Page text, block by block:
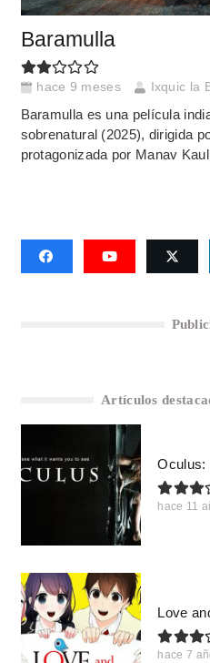
Baramulla
hace 9 meses Ixquic la
Baramulla es una película
sobrenatural (2025), dirigida
protagonizada por Manav
Artículos
Oculus:
hace 11
Love
hace 7